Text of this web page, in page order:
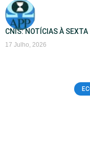
CNIS: NOTÍCIAS À
17 Julho, 2026